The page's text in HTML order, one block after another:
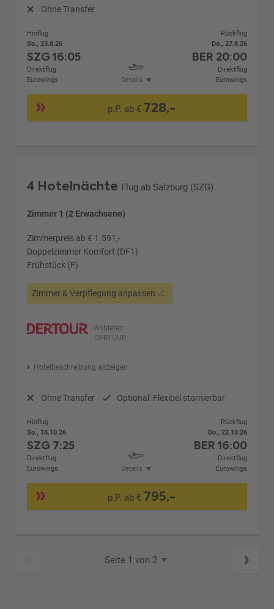
Ohne Transfer
Hinflug
So., 23.8.26
SZG16:05
Direktflug
Eurowings
Details
Rückflug
Do., 27.8.26
BER 20:00
Direktflug
Eurowings
p.P. ab € 728,-
4 Hotelnächte Flug ab Salzburg (SZG)
Zimmer 1 (2 Erwachsene)
Zimmerpreis ab € 1.591,-
Doppelzimmer Komfort (DF1)
Frühstück (F)
Zimmer & Verpflegung anpassen
Anbieter:
DERTOUR
Hotelbeschreibung anzeigen
Ohne Transfer Optional: Flexibel stornierbar
Hinflug
So., 18.10.26
SZG 7:25
Direktflug
Eurowings
Details
Rückflug
Do., 22.10.26
BER 16:00
Direktflug
Eurowings
p.P. ab € 795,-
Seite 1 von 2